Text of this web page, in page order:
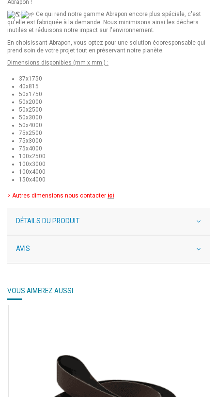
Abrapon !
Ce qui rend notre gamme Abrapon encore plus spéciale, c'est
qu'elle est fabriquée à la demande. Nous minimisons ainsi les déchets
inutiles et réduisons notre impact sur l'environnement.
En choisissant Abrapon, vous optez pour une solution écoresponsable qui
prend soin de votre projet tout en préservant notre planète.
Dimensions disponibles (mm x mm ) :
37x1750
40x815
50x1750
50x2000
50x2500
50x3000
50x4000
75x2500
75x3000
75x4000
100x2500
100x3000
100x4000
150x4000
> Autres dimensions nous contacter ici
DÉTAILS DU PRODUIT
AVIS
VOUS AIMEREZ AUSSI